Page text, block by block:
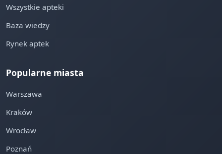
Wszystkie apteki
Baza wiedzy
Rynek aptek
Popularne miasta
Warszawa
Kraków
Wrocław
Poznań